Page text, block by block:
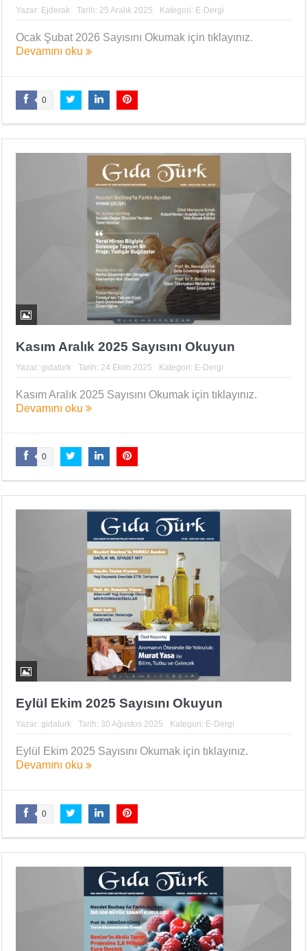
Yazar: Ejderak Tarih: 25 Aralık 2025 Kategori: E-Dergi
Ocak Şubat 2026 Sayısını Okumak için tıklayınız.
Devamını oku
0
Kasım Aralık 2025 Sayısını Okuyun
Yazar: gidaturk Tarih: 24 Ekim 2025 Kategori: E-Dergi
Kasım Aralık 2025 Sayısını Okumak için tıklayınız.
Devamını oku
0
Eylül Ekim 2025 Sayısını Okuyun
Yazar: gidaturk Tarih: 30 Ağustos 2025 Kategori: E-Dergi
Eylül Ekim 2025 Sayısını Okumak için tıklayınız.
Devamını oku
0